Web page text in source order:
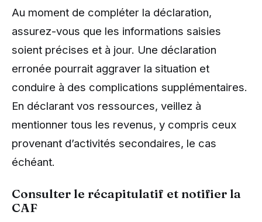
Au moment de compléter la déclaration,
assurez-vous que les informations saisies
soient précises et à jour. Une déclaration
erronée pourrait aggraver la situation et
conduire à des complications supplémentaires.
En déclarant vos ressources, veillez à
mentionner tous les revenus, y compris ceux
provenant d’activités secondaires, le cas
échéant.
Consulter le récapitulatif et notifier la
CAF